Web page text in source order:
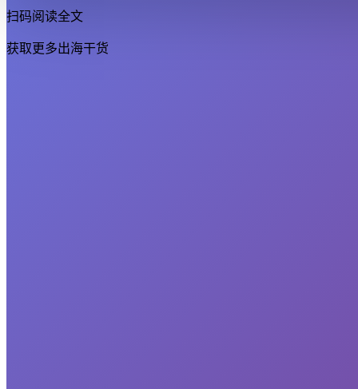
扫码阅读全文
获取更多出海干货